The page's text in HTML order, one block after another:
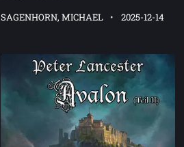
SAGENHORN, MICHAEL 2025-12-14